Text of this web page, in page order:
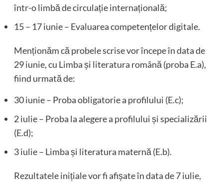
într-o limbă de circulație internațională;
15 – 17 iunie – Evaluarea competențelor digitale.
Menționăm că probele scrise vor începe în data de
29 iunie, cu Limba și literatura română (proba E.a),
fiind urmată de:
30 iunie – Proba obligatorie a profilului (E.c);
2 iulie – Proba la alegere a profilului și specializării
(E.d);
3 iulie – Limba și literatura maternă (E.b).
Rezultatele inițiale vor fi afișate în data de 7 iulie,